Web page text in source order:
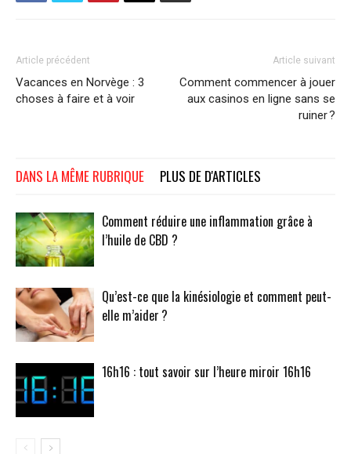
Article précédent
Vacances en Norvège : 3
choses à faire et à voir
Article suivant
Comment commencer à jouer
aux casinos en ligne sans se
ruiner ?
DANS LA MÊME RUBRIQUE PLUS DE D'ARTICLES
Comment réduire une inflammation grâce à
l’huile de CBD ?
Qu’est-ce que la kinésiologie et comment peut-
elle m’aider ?
16h16 : tout savoir sur l’heure miroir 16h16